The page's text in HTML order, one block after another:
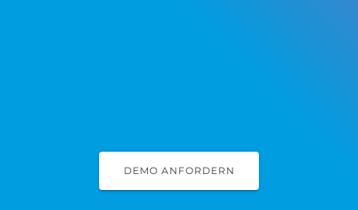
DEMO ANFORDERN